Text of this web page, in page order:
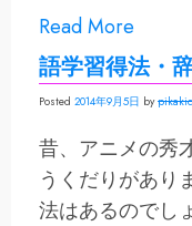
Read More
語学習得法・
Posted 2014年9月5日 by
昔、アニメの秀
うくだりがあり
法はあるのでし